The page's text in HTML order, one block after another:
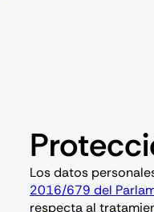
Los datos
2016/679 del
respecta al